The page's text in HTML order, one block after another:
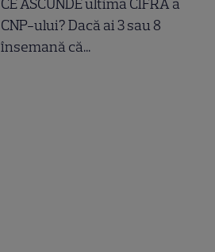
CE ASCUNDE ultima CIFRA a
CNP-ului? Dacă ai 3 sau 8
însemană că...